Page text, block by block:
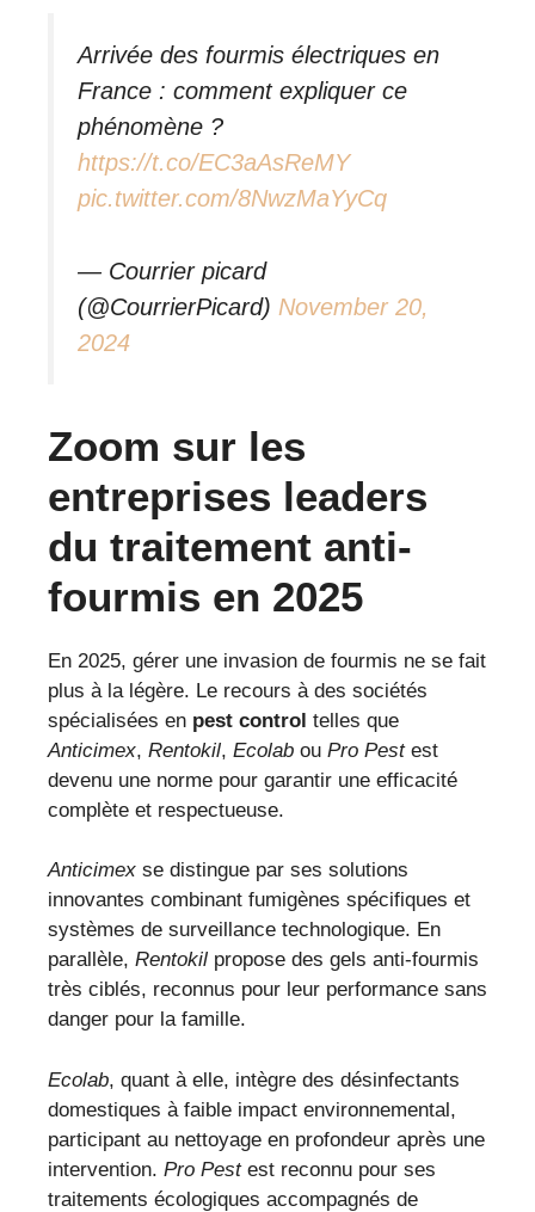
Arrivée des fourmis électriques en
France : comment expliquer ce
phénomène ?
https://t.co/EC3aAsReMY
pic.twitter.com/8NwzMaYyCq
— Courrier picard
(@CourrierPicard) November 20,
2024
Zoom sur les
entreprises leaders
du traitement anti-
fourmis en 2025
En 2025, gérer une invasion de fourmis ne se fait
plus à la légère. Le recours à des sociétés
spécialisées en pest control telles que
Anticimex, Rentokil, Ecolab ou Pro Pestest
devenu une norme pour garantir une efficacité
complète et respectueuse.
Anticimex se distingue par ses solutions
innovantes combinant fumigènes spécifiques et
systèmes de surveillance technologique. En
parallèle, Rentokil propose des gels anti-fourmis
très ciblés, reconnus pour leur performance sans
danger pour la famille.
Ecolab, quant à elle, intègre des désinfectants
domestiques à faible impact environnemental,
participant au nettoyage en profondeur après une
intervention. Pro Pestest reconnu pour ses
traitements écologiques accompagnés de